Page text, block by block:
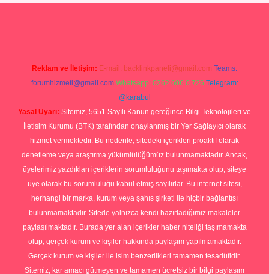
Reklam ve İletişim: E-mail: backlinkpaneli@gmail.com Teams:
forumhizmeti@gmail.com Whatsapp: 0262 606 0 726 Telegram:
@karabul
Yasal Uyarı: Sitemiz, 5651 Sayılı Kanun gereğince Bilgi Teknolojileri ve
İletişim Kurumu (BTK) tarafından onaylanmış bir Yer Sağlayıcı olarak
hizmet vermektedir. Bu nedenle, sitedeki içerikleri proaktif olarak
denetleme veya araştırma yükümlülüğümüz bulunmamaktadır. Ancak,
üyelerimiz yazdıkları içeriklerin sorumluluğunu taşımakta olup, siteye
üye olarak bu sorumluluğu kabul etmiş sayılırlar. Bu internet sitesi,
herhangi bir marka, kurum veya şahıs şirketi ile hiçbir bağlantısı
bulunmamaktadır. Sitede yalnızca kendi hazırladığımız makaleler
paylaşılmaktadır. Burada yer alan içerikler haber niteliği taşımamakta
olup, gerçek kurum ve kişiler hakkında paylaşım yapılmamaktadır.
Gerçek kurum ve kişiler ile isim benzerlikleri tamamen tesadüfidir.
Sitemiz, kar amacı gütmeyen ve tamamen ücretsiz bir bilgi paylaşım